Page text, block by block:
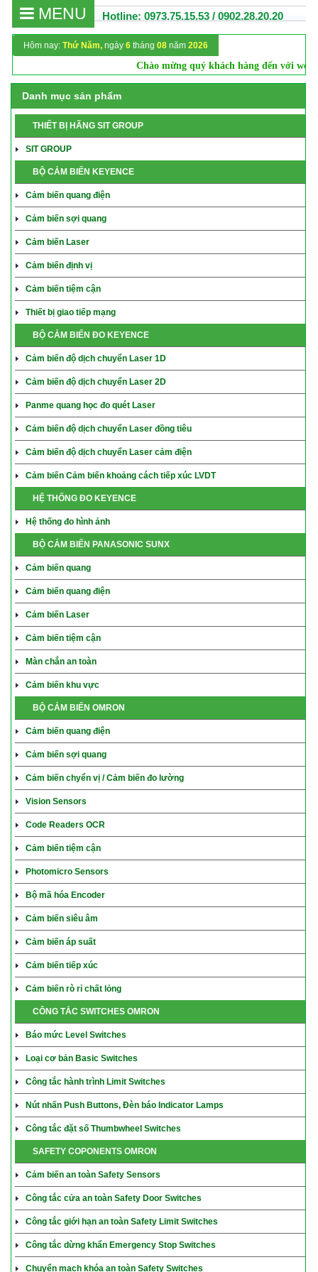
Hotline: 0973.75.15.53 / 0902.28.20.20
MENU
Hôm nay: Thứ Năm, ngày 6tháng 08năm 2026
Chào mừng quý khách hàng đến với
Danh mục sản phẩm
THIẾT BỊ HÃNG SIT GROUP
SIT GROUP
BỘ CẢM BIẾN KEYENCE
Cảm biến quang điện
Cảm biến sợi quang
Cảm biến Laser
Cảm biến định vị
Cảm biến tiệm cận
Thiết bị giao tiếp mạng
BỘ CẢM BIẾN ĐO KEYENCE
Cảm biến độ dịch chuyển Laser 1D
Cảm biến độ dịch chuyển Laser 2D
Panme quang học đo quét Laser
Cảm biến độ dịch chuyển Laser đồng tiêu
Cảm biến độ dịch chuyển Laser cảm điện
Cảm biến Cảm biến khoảng cách tiếp xúc LVDT
HỆ THỐNG ĐO KEYENCE
Hệ thống đo hình ảnh
BỘ CẢM BIẾN PANASONIC SUNX
Cảm biến quang
Cảm biến quang điện
Cảm biến Laser
Cảm biến tiệm cận
Màn chắn an toàn
Cảm biến khu vực
BỘ CẢM BIẾN OMRON
Cảm biến quang điện
Cảm biến sợi quang
Cảm biến chyển vị / Cảm biến đo lường
Vision Sensors
Code Readers OCR
Cảm biến tiệm cận
Photomicro Sensors
Bộ mã hóa Encoder
Cảm biến siêu âm
Cảm biến áp suất
Cảm biến tiếp xúc
Cảm biến rò rỉ chất lỏng
CÔNG TẮC SWITCHES OMRON
Báo mức Level Switches
Loại cơ bản Basic Switches
Công tắc hành trình Limit Switches
Nút nhấn Push Buttons, Đèn báo Indicator Lamps
Công tắc đặt số Thumbwheel Switches
SAFETY COPONENTS OMRON
Cảm biến an toàn Safety Sensors
Công tắc cửa an toàn Safety Door Switches
Công tắc giới hạn an toàn Safety Limit Switches
Công tắc dừng khẩn Emergency Stop Switches
Chuyển mạch khóa an toàn Safety Switches